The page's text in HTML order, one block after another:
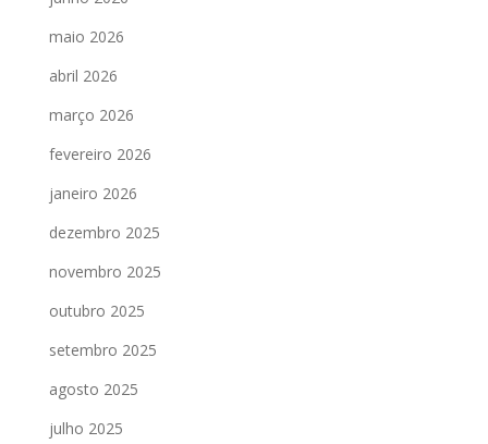
maio 2026
abril 2026
março 2026
fevereiro 2026
janeiro 2026
dezembro 2025
novembro 2025
outubro 2025
setembro 2025
agosto 2025
julho 2025